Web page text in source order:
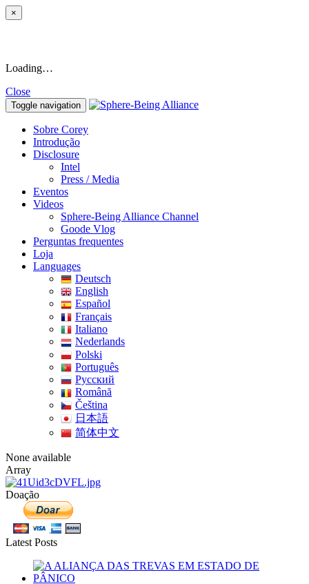
×
Loading…
Close
Toggle navigation
Sobre Corey
Introdução
Disclosure
Intel
Press / Media
Eventos
Videos
Sphere-Being Alliance Channel
Goode Vlog
Perguntas frequentes
Loja
Languages
Deutsch
English
Español
Français
Italiano
Nederlands
Polski
Português
Pусский
Română
Čeština
日本語
简体中文
None available
Array
Doação
Latest Posts